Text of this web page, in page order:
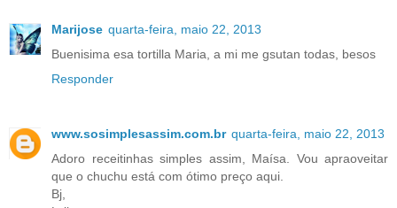
Marijose quarta-feira, maio 22, 2013
Buenisima esa tortilla Maria, a mi me gsutan todas, besos
Responder
www.sosimplesassim.com.br quarta-feira, maio 22, 2013
Adoro receitinhas simples assim, Maísa. Vou apraoveitar
que o chuchu está com ótimo preço aqui.
Bj,